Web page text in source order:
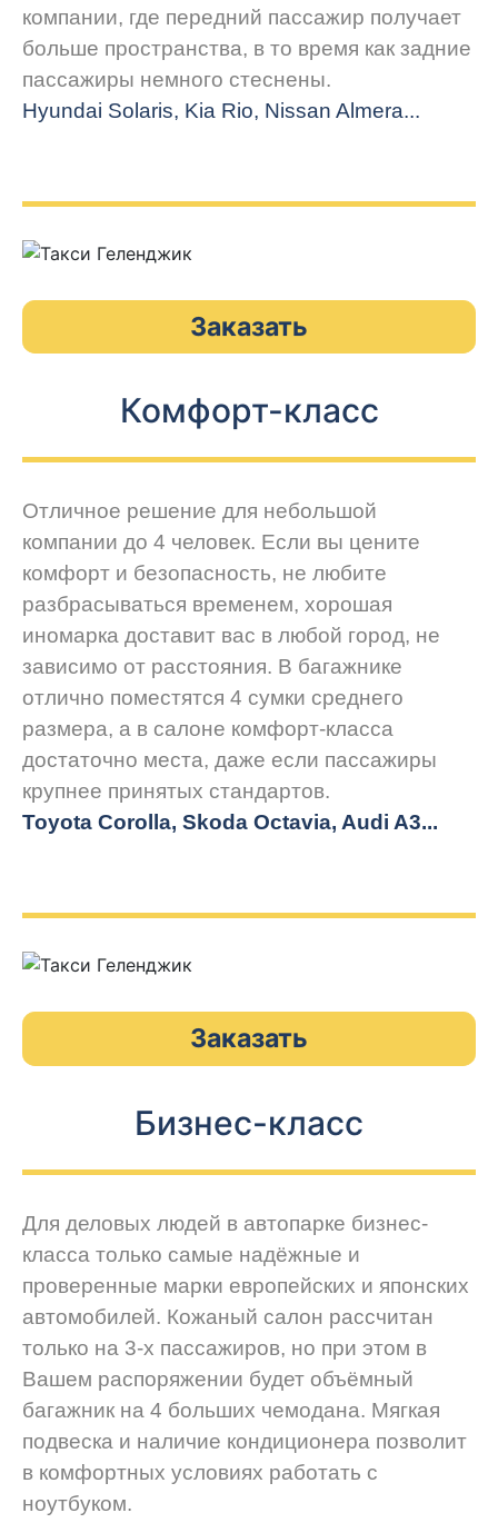
компании, где передний пассажир получает
больше пространства, в то время как задние
пассажиры немного стеснены.
Hyundai Solaris, Kia Rio, Nissan Almera...
Заказать
Комфорт-класс
Отличное решение для небольшой
компании до 4 человек. Если вы цените
комфорт и безопасность, не любите
разбрасываться временем, хорошая
иномарка доставит вас в любой город, не
зависимо от расстояния. В багажнике
отлично поместятся 4 сумки среднего
размера, а в салоне комфорт-класса
достаточно места, даже если пассажиры
крупнее принятых стандартов.
Toyota Corolla, Skoda Octavia, Audi A3...
Заказать
Бизнес-класс
Для деловых людей в автопарке бизнес-
класса только самые надёжные и
проверенные марки европейских и японских
автомобилей. Кожаный салон рассчитан
только на 3-х пассажиров, но при этом в
Вашем распоряжении будет объёмный
багажник на 4 больших чемодана. Мягкая
подвеска и наличие кондиционера позволит
в комфортных условиях работать с
ноутбуком.